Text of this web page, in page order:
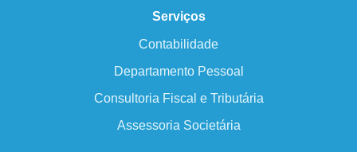
Serviços
Contabilidade
Departamento Pessoal
Consultoria Fiscal e Tributária
Assessoria Societária